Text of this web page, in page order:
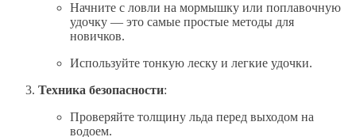
Начните с ловли на мормышку или поплавочную
удочку — это самые простые методы для
новичков.
Используйте тонкую леску и легкие удочки.
Техника безопасности:
Проверяйте толщину льда перед выходом на
водоем.